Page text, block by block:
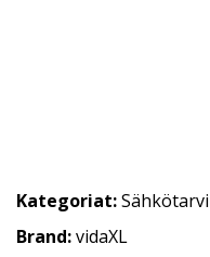
Kategoriat:
Brand:vidaXL